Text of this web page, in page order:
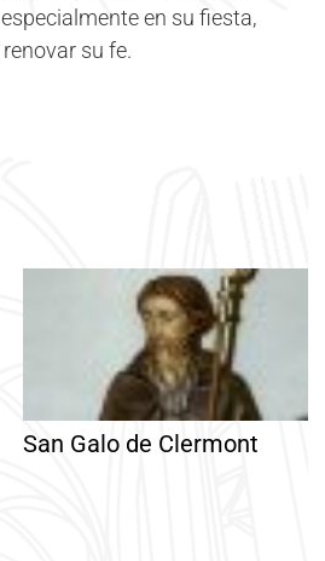
en su fiesta,
su fe.
San Galo de Clermont